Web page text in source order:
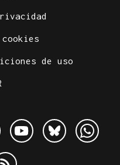
de uso